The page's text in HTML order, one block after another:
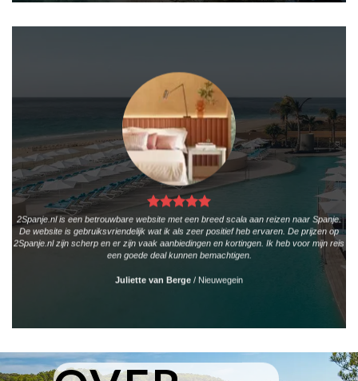
2Spanje.nl is een betrouwbare website met een breed scala aan reizen naar Spanje.
De website is gebruiksvriendelijk wat ik als zeer positief heb ervaren. De prijzen op
2Spanje.nl zijn scherp en er zijn vaak aanbiedingen en kortingen. Ik heb voor mijn reis
een goede deal kunnen bemachtigen.
Juliette van Berge / Nieuwegein